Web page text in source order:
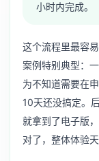
小时内完成。
这个流程里最容
案例特别典型：
为不知道需要在
10天还没搞定。
就拿到了电子版
对了，整体体验天